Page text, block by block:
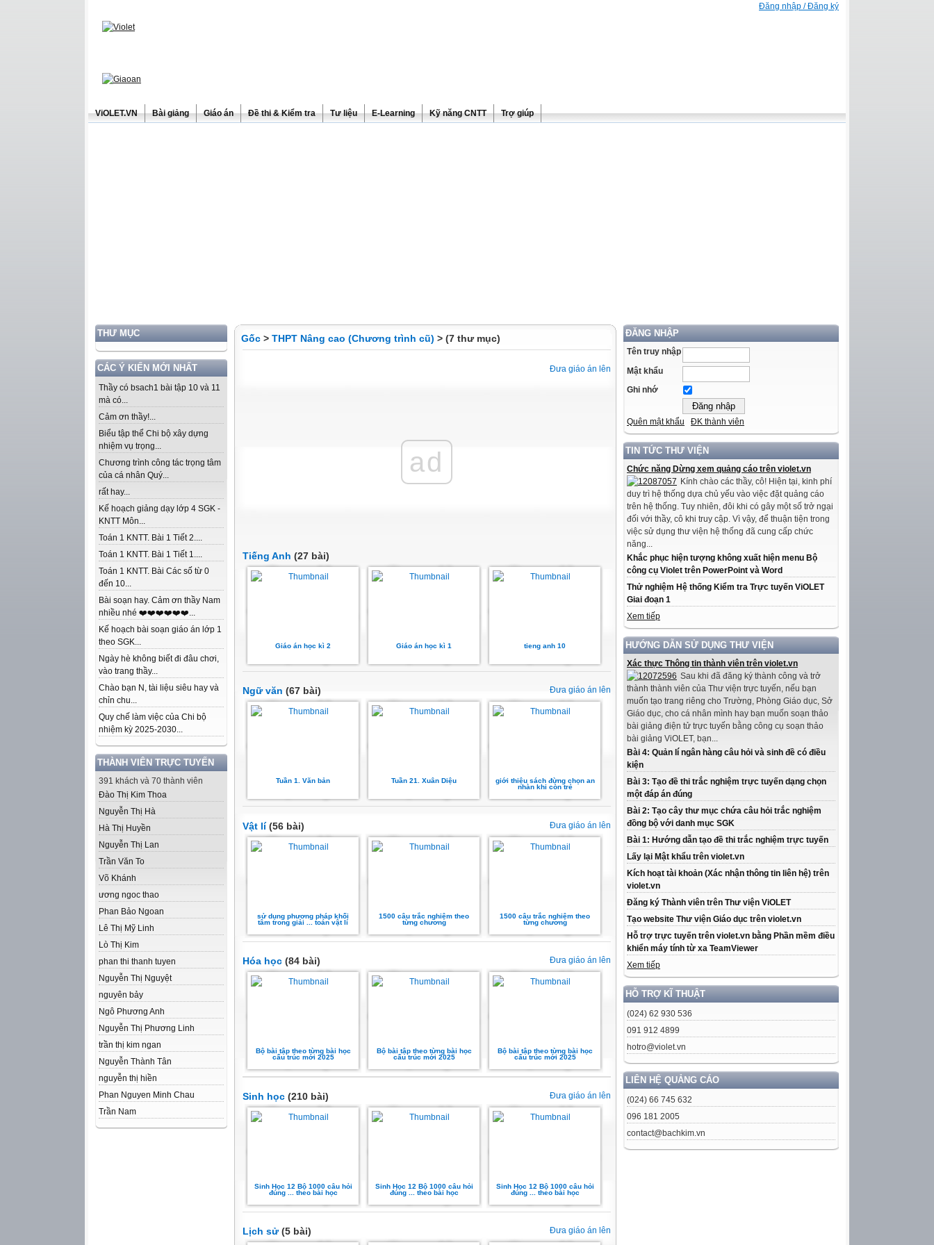
Đăng nhập / Đăng ký
ViOLET.VN Bài giảng Giáo án Đề thi & Kiểm tra Tư liệu E-Learning Kỹ năng CNTT Trợ giúp
THƯ MỤC
CÁC Ý KIẾN MỚI NHẤT
Thầy có bsach1 bài tập 10 và 11
mà có...
Cảm ơn thầy!...
Biểu tập thể Chi bộ xây dựng
nhiệm vụ trọng...
Chương trình công tác trọng tâm
của cá nhân Quý...
rất hay...
Kế hoạch giảng dạy lớp 4 SGK -
KNTT Môn...
Toán 1 KNTT. Bài 1 Tiết 2....
Toán 1 KNTT. Bài 1 Tiết 1....
Toán 1 KNTT. Bài Các số từ 0
đến 10...
Bài soạn hay. Cảm ơn thầy Nam
nhiều nhé ❤️❤️❤️❤️❤️❤️...
Kế hoạch bài soạn giáo án lớp 1
theo SGK...
Ngày hè không biết đi đâu chơi,
vào trang thầy...
Chào bạn N, tài liệu siêu hay và
chỉn chu...
Quy chế làm việc của Chi bộ
nhiệm kỳ 2025-2030...
THÀNH VIÊN TRỰC TUYẾN
391 khách và 70 thành viên
Đào Thị Kim Thoa
Nguyễn Thị Hà
Hà Thị Huyền
Nguyễn Thị Lan
Trần Văn To
Võ Khánh
ương ngoc thao
Phan Bảo Ngoan
Lê Thị Mỹ Linh
Lò Thị Kim
phan thi thanh tuyen
Nguyễn Thị Nguyệt
nguyên bảy
Ngô Phương Anh
Nguyễn Thị Phương Linh
trần thị kim ngan
Nguyễn Thành Tân
nguyễn thị hiền
Phan Nguyen Minh Chau
Trần Nam
ĐĂNG NHẬP
Tên truy nhập
Mật khẩu
Ghi nhớ
Quên mật khẩu ĐK thành viên
TIN TỨC THƯ VIỆN
Chức năng Dừng xem quảng cáo trên violet.vn
Kính chào các thầy, cô! Hiện tại, kinh phí
duy trì hệ thống dựa chủ yếu vào việc đặt quảng cáo
trên hệ thống. Tuy nhiên, đôi khi có gây một số trở ngại
đối với thầy, cô khi truy cập. Vì vậy, để thuận tiện trong
việc sử dụng thư viện hệ thống đã cung cấp chức
năng...
Khắc phục hiện tượng không xuất hiện menu Bộ
công cụ Violet trên PowerPoint và Word
Thử nghiệm Hệ thống Kiểm tra Trực tuyến ViOLET
Giai đoạn 1
Xem tiếp
HƯỚNG DẪN SỬ DỤNG THƯ VIỆN
Xác thực Thông tin thành viên trên violet.vn
Sau khi đã đăng ký thành công và trở
thành thành viên của Thư viện trực tuyến, nếu bạn
muốn tạo trang riêng cho Trường, Phòng Giáo dục, Sở
Giáo dục, cho cá nhân mình hay bạn muốn soạn thảo
bài giảng điện tử trực tuyến bằng công cụ soạn thảo
bài giảng ViOLET, bạn...
Bài 4: Quản lí ngân hàng câu hỏi và sinh đề có điều
kiện
Bài 3: Tạo đề thi trắc nghiệm trực tuyến dạng chọn
một đáp án đúng
Bài 2: Tạo cây thư mục chứa câu hỏi trắc nghiệm
đồng bộ với danh mục SGK
Bài 1: Hướng dẫn tạo đề thi trắc nghiệm trực tuyến
Lấy lại Mật khẩu trên violet.vn
Kích hoạt tài khoản (Xác nhận thông tin liên hệ) trên
violet.vn
Đăng ký Thành viên trên Thư viện ViOLET
Tạo website Thư viện Giáo dục trên violet.vn
Hỗ trợ trực tuyến trên violet.vn bằng Phần mềm điều
khiển máy tính từ xa TeamViewer
Xem tiếp
HỖ TRỢ KĨ THUẬT
(024) 62 930 536
091 912 4899
hotro@violet.vn
LIÊN HỆ QUẢNG CÁO
(024) 66 745 632
096 181 2005
contact@bachkim.vn
Gốc > THPT Nâng cao (Chương trình cũ) > (7 thư mục)
Đưa giáo án lên
ad
Tiếng Anh (27 bài)
Giáo án học kì 2 Giáo án học kì 1 tieng anh 10
Đưa giáo án lên
Ngữ văn (67 bài)
Tuần 1. Văn bản Tuần 21. Xuân Diệu
giới thiệu sách đừng chọn an
nhàn khi còn trẻ
Đưa giáo án lên
Vật lí(56 bài)
sử dụng phương pháp khối
tâm trong giải ... toán vật lí
1500 câu trắc nghiệm theo
từng chương
1500 câu trắc nghiệm theo
từng chương
Đưa giáo án lên
Hóa học (84 bài)
Bộ bài tập theo từng bài học
cấu trúc mới 2025
Bộ bài tập theo từng bài học
cấu trúc mới 2025
Bộ bài tập theo từng bài học
cấu trúc mới 2025
Đưa giáo án lên
Sinh học (210 bài)
Sinh Học 12 Bộ 1000 câu hỏi
đúng ... theo bài học
Sinh Học 12 Bộ 1000 câu hỏi
đúng ... theo bài học
Sinh Học 12 Bộ 1000 câu hỏi
đúng ... theo bài học
Đưa giáo án lên
Lịch sử(5 bài)